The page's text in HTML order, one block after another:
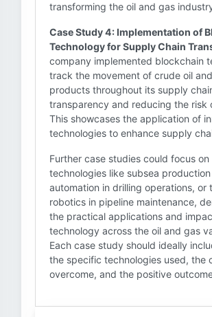
transforming the oil and gas
Case Study 4: Implementation of
Technology for Supply Chain
company implemented blockchain
track the movement of crude oil
products throughout its supply
transparency and reducing the risk
This showcases the application of
technologies to enhance supply
Further case studies could focus
technologies like subsea
automation in drilling operations, or
robotics in pipeline maintenance,
the practical applications and
technology across the oil and gas
Each case study should ideally
the specific technologies used, the
overcome, and the positive